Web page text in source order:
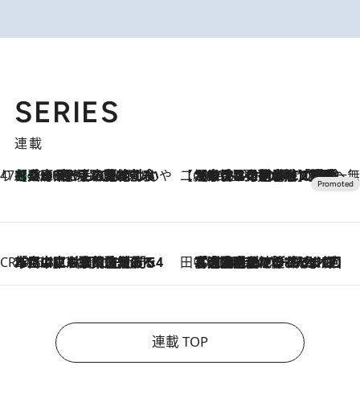
SERIES
連載
47都道府県の手みやげ ひんやりスイーツで夏を満喫
2026.8.8
【兵庫県】この夏絶対食べたい 冷やしておいしいおやつ3選 淡路島の恵みをジェラートに集約 【CREA×星野リゾート】唯一無二。癒しと発見が待つ場所へ
2026.8.7
【トンボの足水浴】ヒノキの香りに包まれて涼感マックス！約13℃の湧水かけ流しを避暑地「星野温泉 トンボの湯」で体験
CREA'S CHOICE
2026.8.7
「立川にも歌舞伎があるんだよ」 片岡仁左衛門・市川中車ら豪華座組みで4年目の立川立飛歌舞伎へ 田中稲の勝手に再ブーム
2026.8.7
「湘南乃風に憧れて」観客大盛上がりの“タオル回し”に、ラッパー顔負けの高速歌唱まで…さだまさし（74）のアグレッシブすぎる現在地
連載 TOP